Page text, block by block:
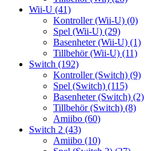
Wii-U (41)
Kontroller (Wii-U) (0)
Spel (Wii-U) (29)
Basenheter (Wii-U) (1)
Tillbehör (Wii-U) (11)
Switch (192)
Kontroller (Switch) (9)
Spel (Switch) (115)
Basenheter (Switch) (2)
Tillbehör (Switch) (8)
Amiibo (60)
Switch 2 (43)
Amiibo (10)